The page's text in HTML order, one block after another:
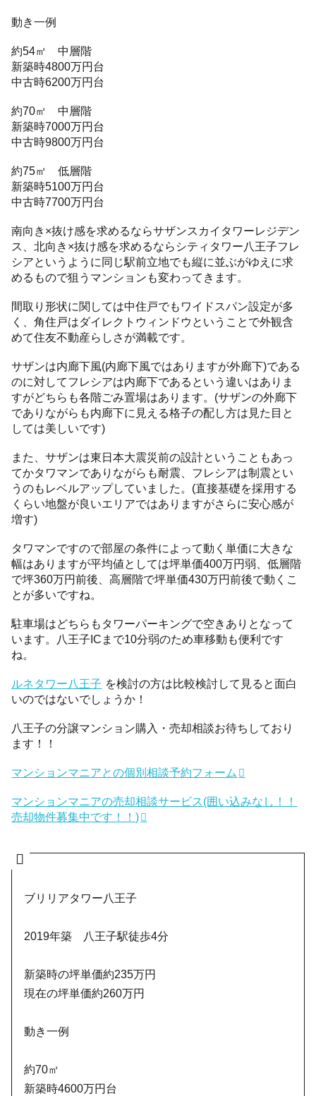
動き一例
約54㎡ 中層階
新築時4800万円台
中古時6200万円台
約70㎡ 中層階
新築時7000万円台
中古時9800万円台
約75㎡ 低層階
新築時5100万円台
中古時7700万円台
南向き×抜け感を求めるならサザンスカイタワーレジデン
ス、北向き×抜け感を求めるならシティタワー八王子フレ
シアというように同じ駅前立地でも縦に並ぶがゆえに求
めるもので狙うマンションも変わってきます。
間取り形状に関しては中住戸でもワイドスパン設定が多
く、角住戸はダイレクトウィンドウということで外観含
めて住友不動産らしさが満載です。
サザンは内廊下風(内廊下風ではありますが外廊下)である
のに対してフレシアは内廊下であるという違いはありま
すがどちらも各階ごみ置場はあります。(サザンの外廊下
でありながらも内廊下に見える格子の配し方は見た目と
しては美しいです)
また、サザンは東日本大震災前の設計ということもあっ
てかタワマンでありながらも耐震、フレシアは制震とい
うのもレベルアップしていました。(直接基礎を採用する
くらい地盤が良いエリアではありますがさらに安心感が
増す)
タワマンですので部屋の条件によって動く単価に大きな
幅はありますが平均値としては坪単価400万円弱、低層階
で坪360万円前後、高層階で坪単価430万円前後で動くこ
とが多いですね。
駐車場はどちらもタワーパーキングで空きありとなって
います。八王子ICまで10分弱のため車移動も便利です
ね。
ルネタワー八王子 を検討の方は比較検討して見ると面白
いのではないでしょうか！
八王子の分譲マンション購入・売却相談お待ちしており
ます！！
マンションマニアとの個別相談予約フォーム
マンションマニアの売却相談サービス(囲い込みなし！！
売却物件募集中です！！)
ブリリアタワー八王子
2019年築 八王子駅徒歩4分
新築時の坪単価約235万円
現在の坪単価約260万円
動き一例
約70㎡
新築時4600万円台